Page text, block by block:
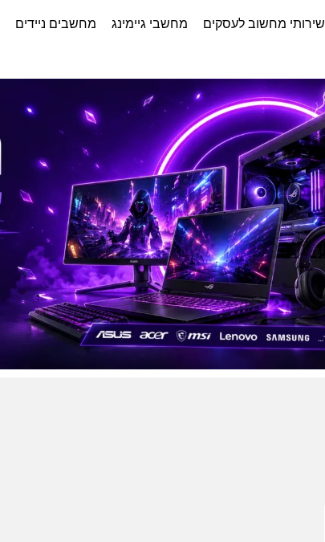
שירותי מחשוב לעסקים מחשבי גיימינג מחשבים ניידים